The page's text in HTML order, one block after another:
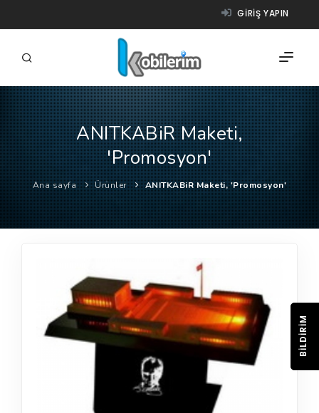
GIRIŞ YAPIN
FIRMALAR
ÜRÜNLER
NASIL ÇALIŞIR?
YARDIM
ANITKABiR Maketi,
'Promosyon'
Ana sayfa Ürünler ANITKABiR Maketi, 'Promosyon'
BILDIRIM